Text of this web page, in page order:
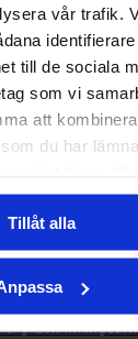
vår trafik.
till de sociala
som vi
att
du har
Tillåt alla
rörande
att läsa om hur vi
modern touch
Dokument